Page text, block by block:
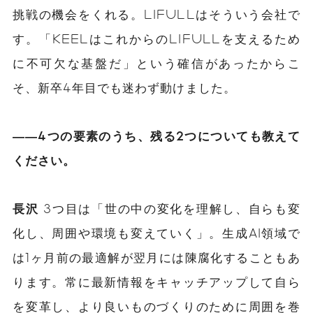
挑戦の機会をくれる。LIFULLはそういう会社で
す。「KEELはこれからのLIFULLを支えるため
に不可欠な基盤だ」という確信があったからこ
そ、新卒4年目でも迷わず動けました。
――4つの要素のうち、残る2つについても教えて
ください。
長沢 3つ目は「世の中の変化を理解し、自らも変
化し、周囲や環境も変えていく」。生成AI領域で
は1ヶ月前の最適解が翌月には陳腐化することもあ
ります。常に最新情報をキャッチアップして自ら
を変革し、より良いものづくりのために周囲を巻